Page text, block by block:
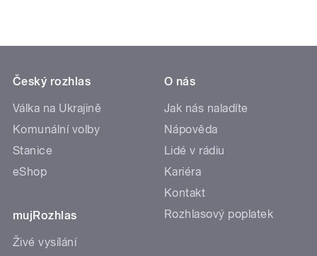
Český rozhlas
Válka na Ukrajině
Komunální volby
Stanice
eShop
mujRozhlas
Živé vysílání
O nás
Jak nás naladíte
Nápověda
Lidé v rádiu
Kariéra
Kontakt
Rozhlasový poplatek